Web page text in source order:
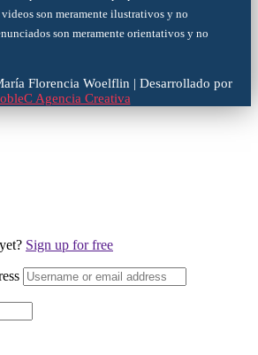
son meramente ilustrativos y no
son meramente orientativos y no
Florencia Woelflin | Desarrollado por
Agencia Creativa
Sign up for free